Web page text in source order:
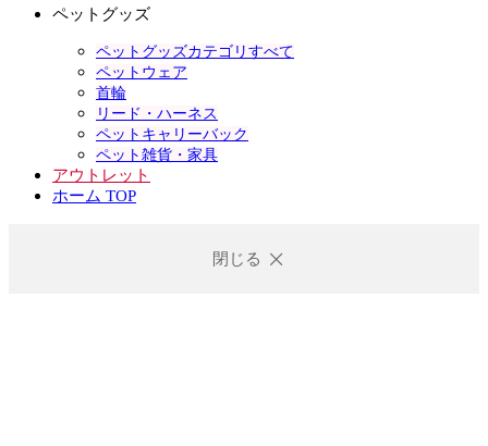
ペットグッズ
ペットグッズカテゴリすべて
ペットウェア
首輪
リード・ハーネス
ペットキャリーバック
ペット雑貨・家具
アウトレット
ホーム TOP
閉じる